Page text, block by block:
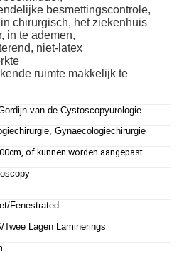
besmettingscontrole,
chirurgisch, het ziekenhuis
in te ademen,
niet-latex
ruimte makkelijk te
van de Cystoscopyurologie
Gynaecologiechirurgie
of kunnen worden aangepast
Fenestrated
Twee Lagen Laminerings